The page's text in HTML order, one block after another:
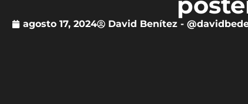
agosto 17, 2024 David Benítez -